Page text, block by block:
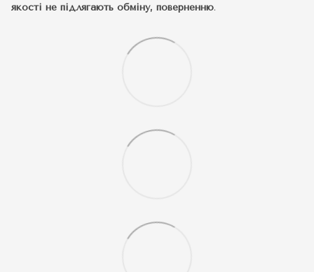
якості не підлягають обміну, поверненню.